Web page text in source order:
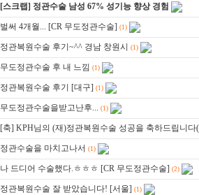
[스크랩] 정관수술 남성 67% 성기능 향상 경험
벌써 4개월... [CR 무도정관수술] (1)
정관복원수술 후기~^^ 경남 창원시 (1)
무도정관수술 후 내 느낌 (1)
정관복원수술 후기 [대구] (1)
무도정관수술을받고난후... (1)
[축] KPH님의 (재)정관복원수술 성공을 축하드립니
정관수술을 마치고나서 (1)
나 드디어 수술했다.ㅎㅎㅎ [CR 무도정관수술] (2)
정관복원수술 잘 받았습니다! [서울] (1)